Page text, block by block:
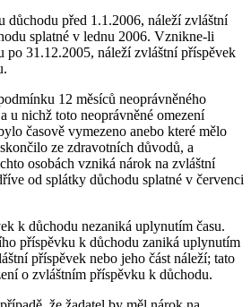
před 1.1.2006, náleží zvláštní
splatné v lednu 2006. Vznikne-li
po 31.12.2005, náleží zvláštní příspěvek
12 měsíců neoprávněného
u nichž toto neoprávněné omezení
časově vymezeno anebo které mělo
ze zdravotních důvodů, a
osobách vzniká nárok na zvláštní
od splátky důchodu splatné v červenci
k důchodu nezaniká uplynutím času.
příspěvku k důchodu zaniká uplynutím
příspěvek nebo jeho část náleží; tato
o zvláštním příspěvku k důchodu.